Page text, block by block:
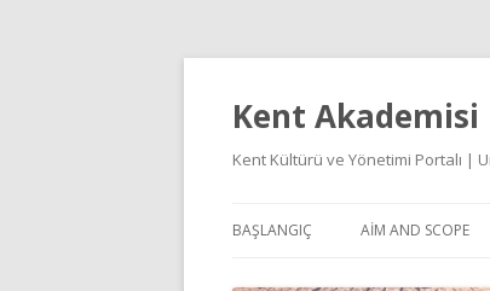
Kent Akademisi
Kent Kültürü ve Yönetimi Portalı |
BAŞLANGIÇ AIM AND SCOPE